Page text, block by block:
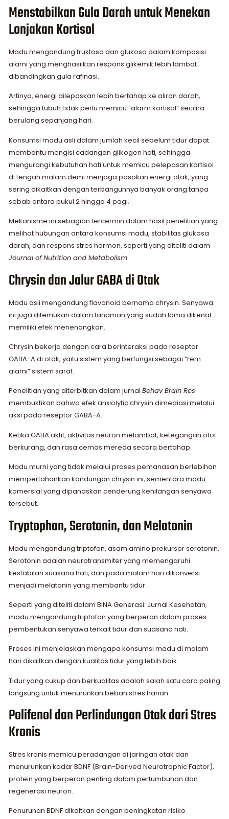
Menstabilkan Gula Darah untuk Menekan
Lonjakan Kortisol
Madu mengandung fruktosa dan glukosa dalam komposisi
alami yang menghasilkan respons glikemik lebih lambat
dibandingkan gula rafinasi.
Artinya, energi dilepaskan lebih bertahap ke aliran darah,
sehingga tubuh tidak perlu memicu “alarm kortisol” secara
berulang sepanjang hari.
Konsumsi madu asli dalam jumlah kecil sebelum tidur dapat
membantu mengisi cadangan glikogen hati, sehingga
mengurangi kebutuhan hati untuk memicu pelepasan kortisol
di tengah malam demi menjaga pasokan energi otak, yang
sering dikaitkan dengan terbangunnya banyak orang tanpa
sebab antara pukul 2 hingga 4 pagi.
Mekanisme ini sebagian tercermin dalam hasil penelitian yang
melihat hubungan antara konsumsi madu, stabilitas glukosa
darah, dan respons stres hormon, seperti yang diteliti dalam
Journal of Nutrition and Metabolism.
Chrysin dan Jalur GABA di Otak
Madu asli mengandung flavonoid bernama chrysin. Senyawa
ini juga ditemukan dalam tanaman yang sudah lama dikenal
memiliki efek menenangkan.
Chrysin bekerja dengan cara berinteraksi pada reseptor
GABA-A di otak, yaitu sistem yang berfungsi sebagai “rem
alami” sistem saraf.
Penelitian yang diterbitkan dalam jurnal Behav Brain Res
membuktikan bahwa efek anxiolytic chrysin dimediasi melalui
aksi pada reseptor GABA-A.
Ketika GABA aktif, aktivitas neuron melambat, ketegangan otot
berkurang, dan rasa cemas mereda secara bertahap.
Madu murni yang tidak melalui proses pemanasan berlebihan
mempertahankan kandungan chrysin ini, sementara madu
komersial yang dipanaskan cenderung kehilangan senyawa
tersebut.
Tryptophan, Serotonin, dan Melatonin
Madu mengandung triptofan, asam amino prekursor serotonin.
Serotonin adalah neurotransmiter yang memengaruhi
kestabilan suasana hati, dan pada malam hari dikonversi
menjadi melatonin yang membantu tidur.
Seperti yang diteliti dalam BINA Generasi: Jurnal Kesehatan,
madu mengandung triptofan yang berperan dalam proses
pembentukan senyawa terkait tidur dan suasana hati.
Proses ini menjelaskan mengapa konsumsi madu di malam
hari dikaitkan dengan kualitas tidur yang lebih baik.
Tidur yang cukup dan berkualitas adalah salah satu cara paling
langsung untuk menurunkan beban stres harian.
Polifenol dan Perlindungan Otak dari Stres
Kronis
Stres kronis memicu peradangan di jaringan otak dan
menurunkan kadar BDNF (Brain-Derived Neurotrophic Factor),
protein yang berperan penting dalam pertumbuhan dan
regenerasi neuron.
Penurunan BDNF dikaitkan dengan peningkatan risiko